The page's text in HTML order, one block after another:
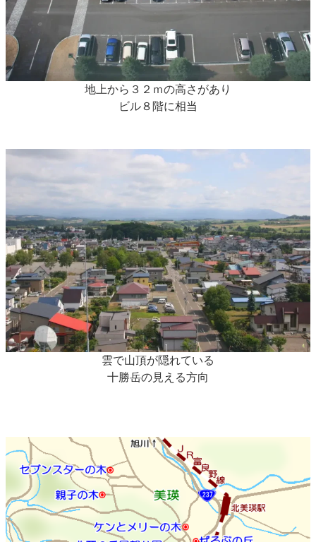
地上から３２ｍの高さがあり
ビル８階に相当
雲で山頂が隠れている
十勝岳の見える方向